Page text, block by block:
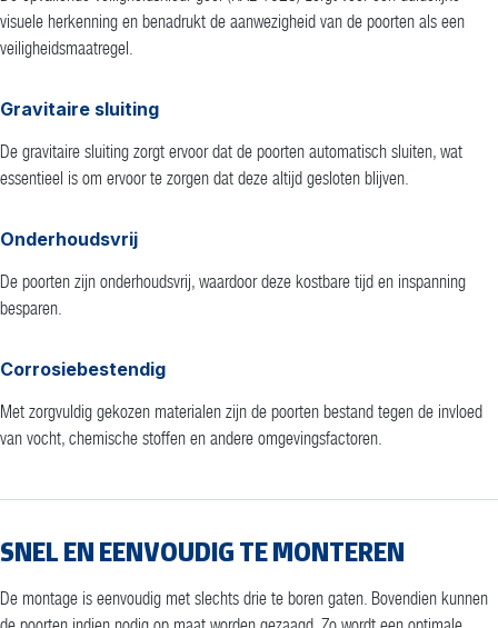
visuele herkenning en benadrukt de aanwezigheid van de poorten als een
veiligheidsmaatregel.
Gravitaire sluiting
De gravitaire sluiting zorgt ervoor dat de poorten automatisch sluiten, wat
essentieel is om ervoor te zorgen dat deze altijd gesloten blijven.
Onderhoudsvrij
De poorten zijn onderhoudsvrij, waardoor deze kostbare tijd en inspanning
besparen.
Corrosiebestendig
Met zorgvuldig gekozen materialen zijn de poorten bestand tegen de invloed
van vocht, chemische stoffen en andere omgevingsfactoren.
SNEL EN EENVOUDIG TE MONTEREN
De montage is eenvoudig met slechts drie te boren gaten. Bovendien kunnen